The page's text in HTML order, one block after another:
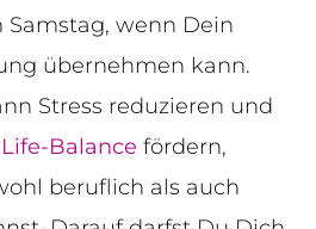
wenn Dein
übernehmen kann.
Stress reduzieren und
Balance fördern,
beruflich als auch